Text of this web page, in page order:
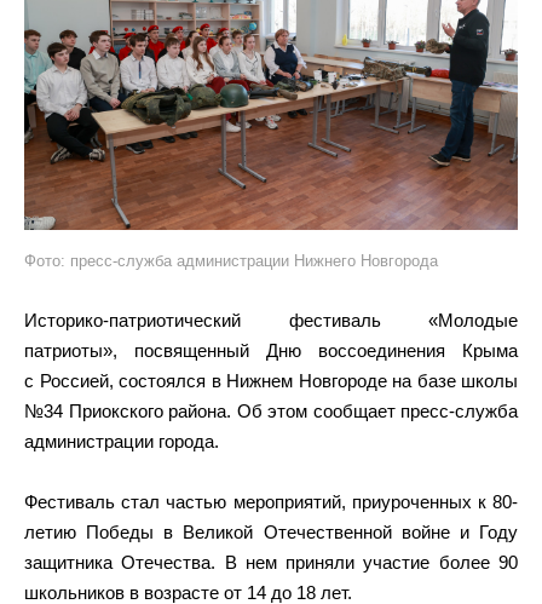
Фото: пресс-служба администрации Нижнего Новгорода
Историко-патриотический фестиваль «Молодые
патриоты», посвященный Дню воссоединения Крыма
с Россией, состоялся в Нижнем Новгороде на базе школы
№34 Приокского района. Об этом сообщает пресс-служба
администрации города.
Фестиваль стал частью мероприятий, приуроченных к 80-
летию Победы в Великой Отечественной войне и Году
защитника Отечества. В нем приняли участие более 90
школьников в возрасте от 14 до 18 лет.